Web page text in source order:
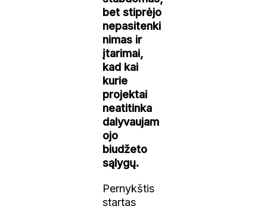
bet stiprėjo
nepasitenki
nimas ir
įtarimai,
kad kai
kurie
projektai
neatitinka
dalyvaujam
ojo
biudžeto
sąlygų.
Pernykštis
startas